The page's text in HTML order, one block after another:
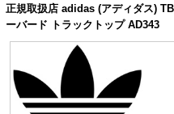
正規取扱店 adidas (アディダス)
ーバード トラックトップ AD343